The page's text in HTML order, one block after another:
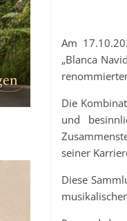
Am
„Blanca
Die
und
seiner
Diese